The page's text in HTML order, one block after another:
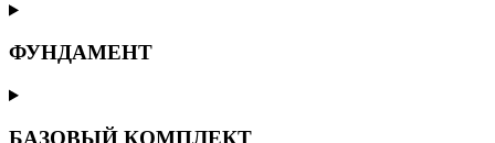
ФУНДАМЕНТ
БАЗОВЫЙ КОМПЛЕКТ